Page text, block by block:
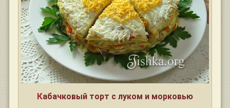
Кабачковый торт с луком и морковью